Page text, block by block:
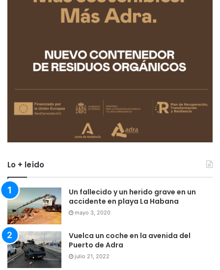
Lo + leído
Un fallecido y un herido grave en un
accidente en playa La Habana
mayo 3, 2020
Vuelca un coche en la avenida del
Puerto de Adra
julio 21, 2022